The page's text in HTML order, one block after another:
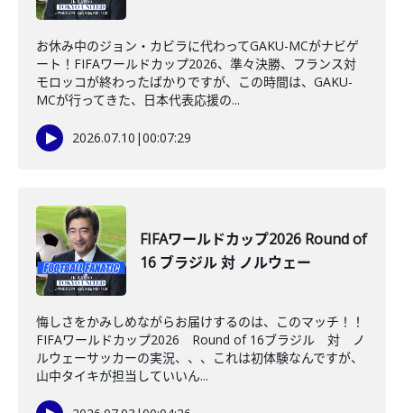
お休み中のジョン・カビラに代わってGAKU-MCがナビゲ
ート！FIFAワールドカップ2026、準々決勝、フランス対
モロッコが終わったばかりですが、この時間は、GAKU-
MCが行ってきた、日本代表応援の...
2026.07.10 |00:07:29
FIFAワールドカップ2026 Round of
16 ブラジル 対 ノルウェー
悔しさをかみしめながらお届けするのは、このマッチ！！
FIFAワールドカップ2026 Round of 16ブラジル 対 ノ
ルウェーサッカーの実況、、、これは初体験なんですが、
山中タイキが担当していいん...